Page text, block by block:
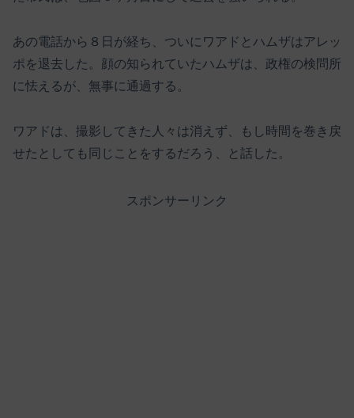
あの電話から８日が経ち、ついにワアドとハムザはアレッ
ポを退去した。顔の知られていたハムザは、政権の検問所
に怯えるが、無事に通過する。
ワアドは、撮影してきた人々は消えず、もし時間を巻き戻
せたとしても同じことをするだろう、と話した。
スポンサーリンク